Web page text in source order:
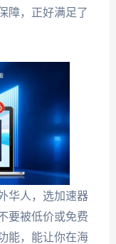
障，正好满足了
华人，选加速器
要被低价或免费
能，能让你在海